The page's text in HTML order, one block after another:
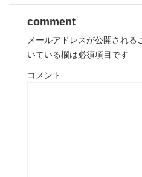
comment
メールアドレスが公開される
いている欄は必須項目です
コメント